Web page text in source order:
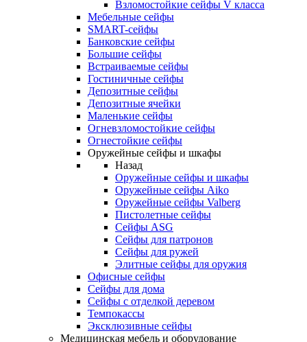
Взломостойкие сейфы V класса
Мебельные сейфы
SMART-сейфы
Банковские сейфы
Большие сейфы
Встраиваемые сейфы
Гостиничные сейфы
Депозитные сейфы
Депозитные ячейки
Маленькие сейфы
Огневзломостойкие сейфы
Огнестойкие сейфы
Оружейные сейфы и шкафы
Назад
Оружейные сейфы и шкафы
Оружейные сейфы Aiko
Оружейные сейфы Valberg
Пистолетные сейфы
Сейфы ASG
Сейфы для патронов
Сейфы для ружей
Элитные сейфы для оружия
Офисные сейфы
Сейфы для дома
Сейфы с отделкой деревом
Темпокассы
Эксклюзивные сейфы
Медицинская мебель и оборудование